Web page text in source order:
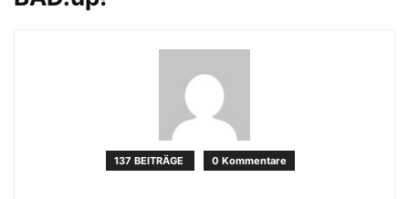
137 BEITRÄGE 0 Kommentare